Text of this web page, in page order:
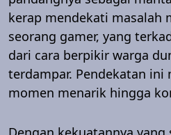
kerap mendekati masalah
seorang gamer, yang
dari cara berpikir warga
terdampar. Pendekatan
momen menarik hingga